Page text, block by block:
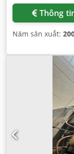
Thông
Năm sản xuất: